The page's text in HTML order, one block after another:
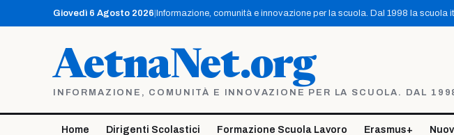
contenuto
Giovedì 6 Agosto 2026 Informazione, comunità e innovazione per la scuola. Dal 1998 la scuola
AetnaNet.org
INFORMAZIONE, COMUNITÀ E INNOVAZIONE PER LA SCUOLA. DAL
Home Dirigenti Scolastici Formazione Scuola Lavoro Erasmus+